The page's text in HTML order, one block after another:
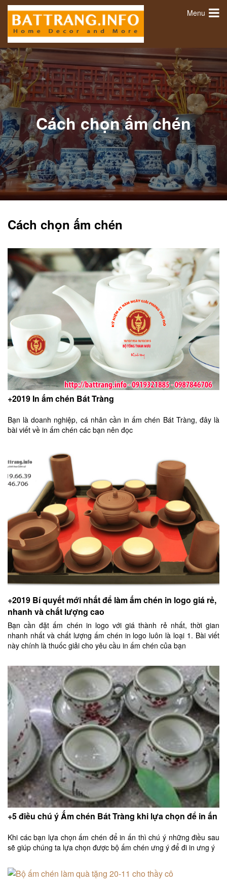
Menu
Cách chọn ấm chén
Cách chọn ấm chén
+2019 In ấm chén Bát Tràng
Bạn là doanh nghiệp, cá nhân cần in ấm chén Bát Tràng, đây là
bài viết về in ấm chén các bạn nên đọc
+2019 Bí quyết mới nhất để làm ấm chén in logo giá rẻ,
nhanh và chất lượng cao
Bạn cần đặt ấm chén in logo với giá thành rẻ nhất, thời gian
nhanh nhất và chất lượng ấm chén in logo luôn là loại 1. Bài viết
này chính là thuốc giải cho yêu cầu in ấm chén của bạn
+5 điều chú ý Ấm chén Bát Tràng khi lựa chọn để in ấn
Khi các bạn lựa chọn ấm chén để in ấn thì chú ý những điều sau
sẽ giúp chúng ta lựa chọn được bộ ấm chén ưng ý để đi in ưng ý